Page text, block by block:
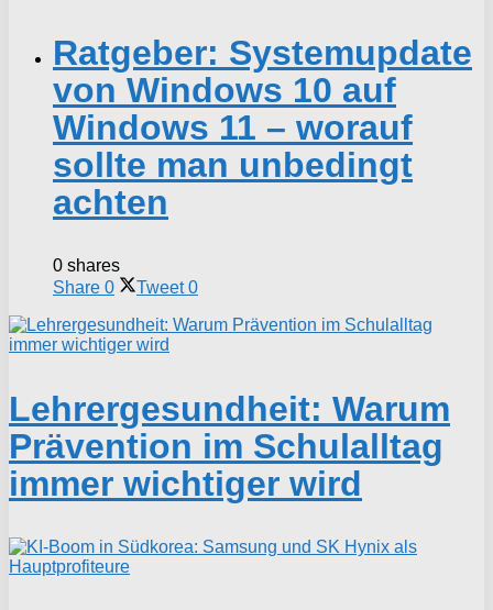
Ratgeber: Systemupdate
von Windows 10 auf
Windows 11 – worauf
sollte man unbedingt
achten
0 shares
Share 0 Tweet 0
Lehrergesundheit: Warum
Prävention im Schulalltag
immer wichtiger wird